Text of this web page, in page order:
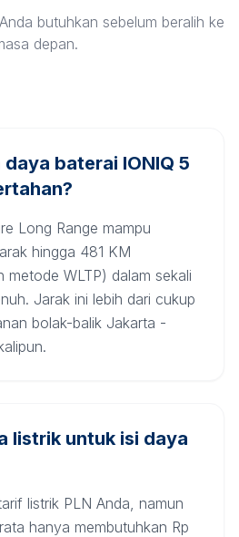
butuhkan sebelum beralih ke
depan.
daya baterai IONIQ 5
Long Range mampu
hingga 481 KM
metode WLTP) dalam sekali
Jarak ini lebih dari cukup
bolak-balik Jakarta -
listrik untuk isi daya
listrik PLN Anda, namun
hanya membutuhkan Rp